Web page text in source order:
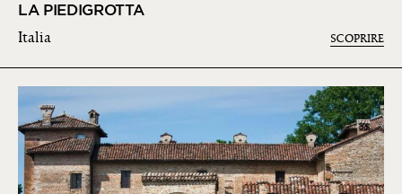
LA PIEDIGROTTA
Italia SCOPRIRE